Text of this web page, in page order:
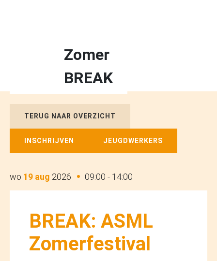
Zomer
BREAK
TERUG NAAR OVERZICHT
INSCHRIJVEN JEUGDWERKERS
wo 19 aug 2026 09:00 - 14:00
BREAK: ASML
Zomerfestival